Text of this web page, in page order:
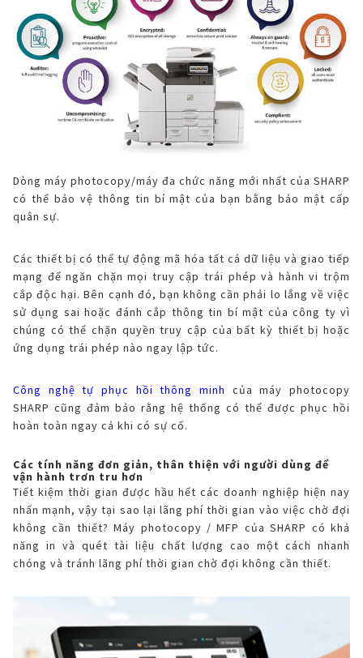
Dòng máy photocopy/máy đa chức năng mới nhất của SHARP
có thể bảo vệ thông tin bí mật của bạn bằng bảo mật cấp
quân sự.
Các thiết bị có thể tự động mã hóa tất cả dữ liệu và giao tiếp
mạng để ngăn chặn mọi truy cập trái phép và hành vi trộm
cắp độc hại. Bên cạnh đó, bạn không cần phải lo lắng về việc
sử dụng sai hoặc đánh cắp thông tin bí mật của công ty vì
chúng có thể chặn quyền truy cập của bất kỳ thiết bị hoặc
ứng dụng trái phép nào ngay lập tức.
Công nghệ tự phục hồi thông minh
của máy photocopy
SHARP cũng đảm bảo rằng hệ thống có thể được phục hồi
hoàn toàn ngay cả khi có sự cố.
Các tính năng đơn giản, thân thiện với người dùng để
vận hành trơn tru hơn
Tiết kiệm thời gian được hầu hết các doanh nghiệp hiện nay
nhấn mạnh, vậy tại sao lại lãng phí thời gian vào việc chờ đợi
không cần thiết? Máy photocopy / MFP của SHARP có khả
năng in và quét tài liệu chất lượng cao một cách nhanh
chóng và tránh lãng phí thời gian chờ đợi không cần thiết.